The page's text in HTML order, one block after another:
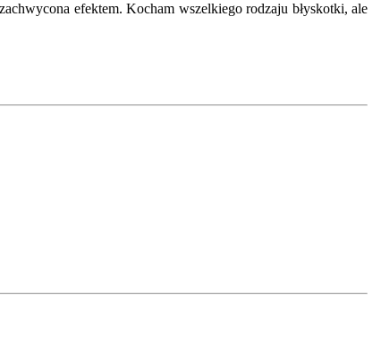
efektem. Kocham wszelkiego rodzaju błyskotki, ale